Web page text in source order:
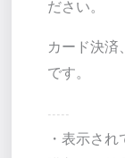
ださい。
カード決済
です。
-----
・表示さ